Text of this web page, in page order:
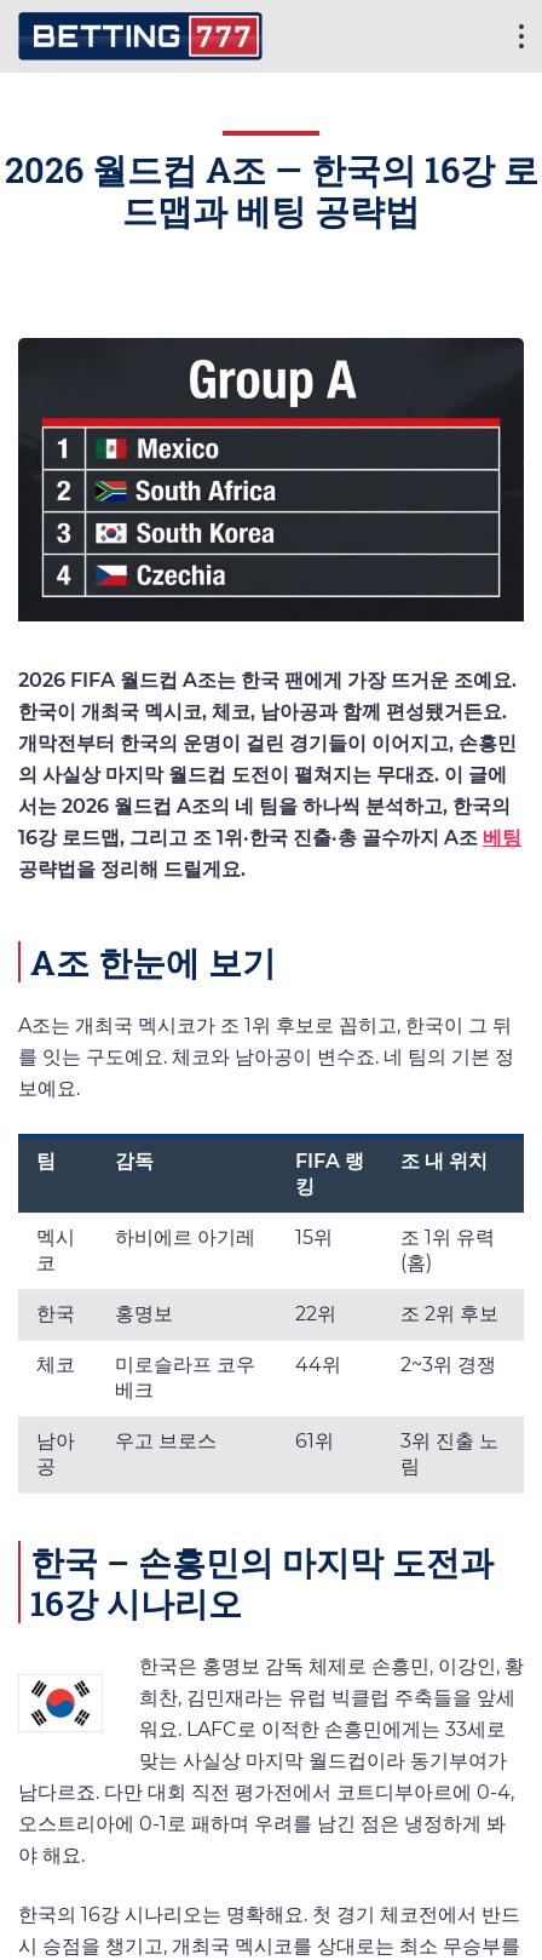
2026 월드컵 A조 — 한국의 16강 로
드맵과 베팅 공략법
2026 FIFA 월드컵 A조는 한국 팬에게 가장 뜨거운 조예요.
한국이 개최국 멕시코, 체코, 남아공과 함께 편성됐거든요.
개막전부터 한국의 운명이 걸린 경기들이 이어지고, 손흥민
의 사실상 마지막 월드컵 도전이 펼쳐지는 무대죠. 이 글에
서는 2026 월드컵 A조의 네 팀을 하나씩 분석하고, 한국의
16강 로드맵, 그리고 조 1위·한국 진출·총 골수까지 A조 베팅
공략법을 정리해 드릴게요.
A조 한눈에 보기
A조는 개최국 멕시코가 조 1위 후보로 꼽히고, 한국이 그 뒤
를 잇는 구도예요. 체코와 남아공이 변수죠. 네 팀의 기본 정
보예요.
팀 감독
FIFA 랭
킹
조 내 위치
멕시
코
하비에르 아기레 15위
조 1위 유력
(홈)
한국 홍명보 22위 조 2위 후보
체코
미로슬라프 코우
베크
44위 2~3위 경쟁
남아
공
우고 브로스 61위
3위 진출 노
림
한국 – 손흥민의 마지막 도전과
16강 시나리오
한국은 홍명보 감독 체제로 손흥민, 이강인, 황
희찬, 김민재라는 유럽 빅클럽 주축들을 앞세
워요. LAFC로 이적한 손흥민에게는 33세로
맞는 사실상 마지막 월드컵이라 동기부여가
남다르죠. 다만 대회 직전 평가전에서 코트디부아르에 0-4,
오스트리아에 0-1로 패하며 우려를 남긴 점은 냉정하게 봐
야 해요.
한국의 16강 시나리오는 명확해요. 첫 경기 체코전에서 반드
시 승점을 챙기고, 개최국 멕시코를 상대로는 최소 무승부를